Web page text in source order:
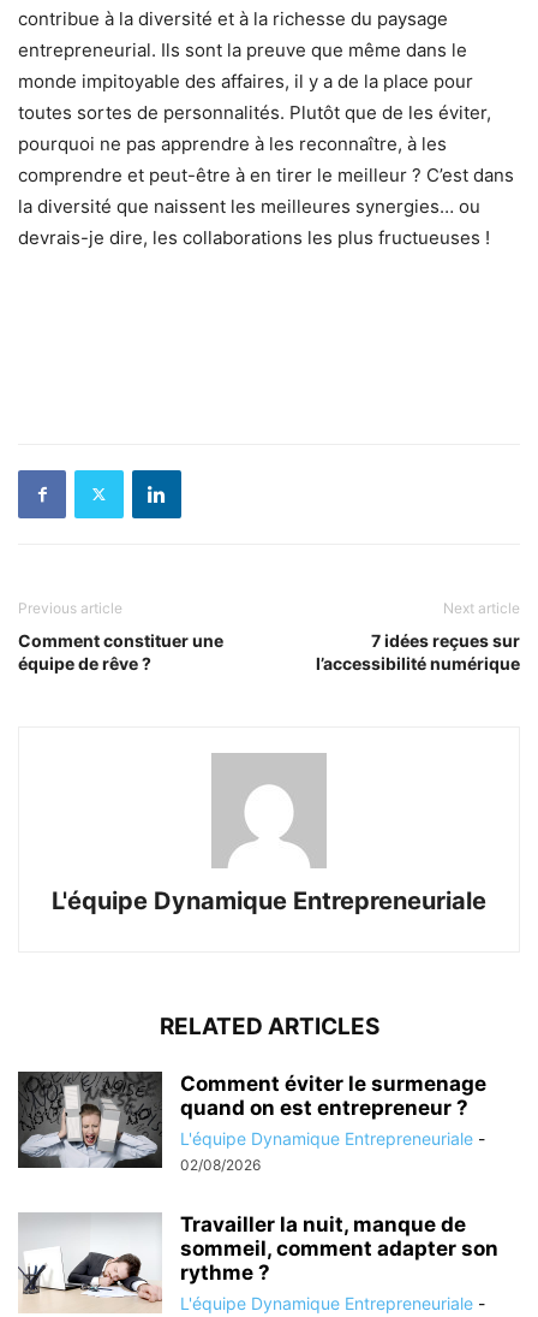
contribue à la diversité et à la richesse du paysage
entrepreneurial. Ils sont la preuve que même dans le
monde impitoyable des affaires, il y a de la place pour
toutes sortes de personnalités. Plutôt que de les éviter,
pourquoi ne pas apprendre à les reconnaître, à les
comprendre et peut-être à en tirer le meilleur ? C’est dans
la diversité que naissent les meilleures synergies… ou
devrais-je dire, les collaborations les plus fructueuses !
Previous article
Comment constituer une
équipe de rêve ?
Next article
7 idées reçues sur
l’accessibilité numérique
L'équipe Dynamique Entrepreneuriale
RELATED ARTICLES
Comment éviter le surmenage
quand on est entrepreneur ?
L'équipe Dynamique Entrepreneuriale -
02/08/2026
Travailler la nuit, manque de
sommeil, comment adapter son
rythme ?
L'équipe Dynamique Entrepreneuriale -